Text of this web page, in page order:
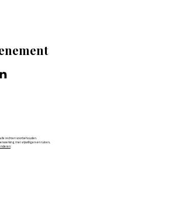
rechten voorbehouden.
met vrijwilligers en ruiters.